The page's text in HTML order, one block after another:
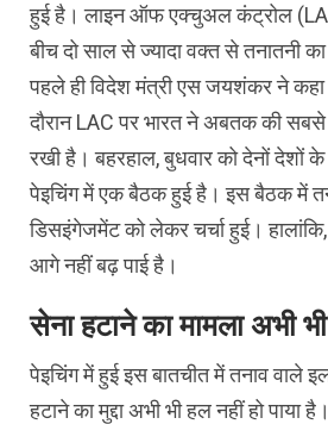
हुई है। लाइन ऑफ एक्चुअल कंट्रोल
बीच दो साल से ज्यादा वक्त से तनातनी
पहले ही विदेश मंत्री एस जयशंकर ने कहा
दौरान LAC पर भारत ने अबतक की
रखी है। बहरहाल, बुधवार को देनों देशों
पेइचिंग में एक बैठक हुई है। इस बैठक में
डिसइंगेजमेंट को लेकर चर्चा हुई। हालांकि,
आगे नहीं बढ़ पाई है।
सेना हटाने का मामला अभी
पेइचिंग में हुई इस बातचीत में तनाव वाले
हटाने का मुद्दा अभी भी हल नहीं हो